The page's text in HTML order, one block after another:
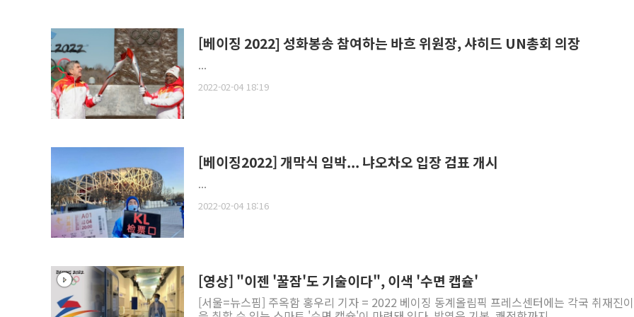
[베이징 2022] 성화봉송 참여하는 바흐 위원장, 샤히드 UN총회 의장
...
2022-02-04 18:19
[베이징2022] 개막식 임박... 냐오차오 입장 검표 개시
...
2022-02-04 18:16
[영상] "이젠 '꿀잠'도 기술이다", 이색 '수면 캡슐'
[서울=뉴스핌] 주옥함 홍우리 기자 = 2022 베이징 동계올림픽 프레스센터에는 각국 취재진